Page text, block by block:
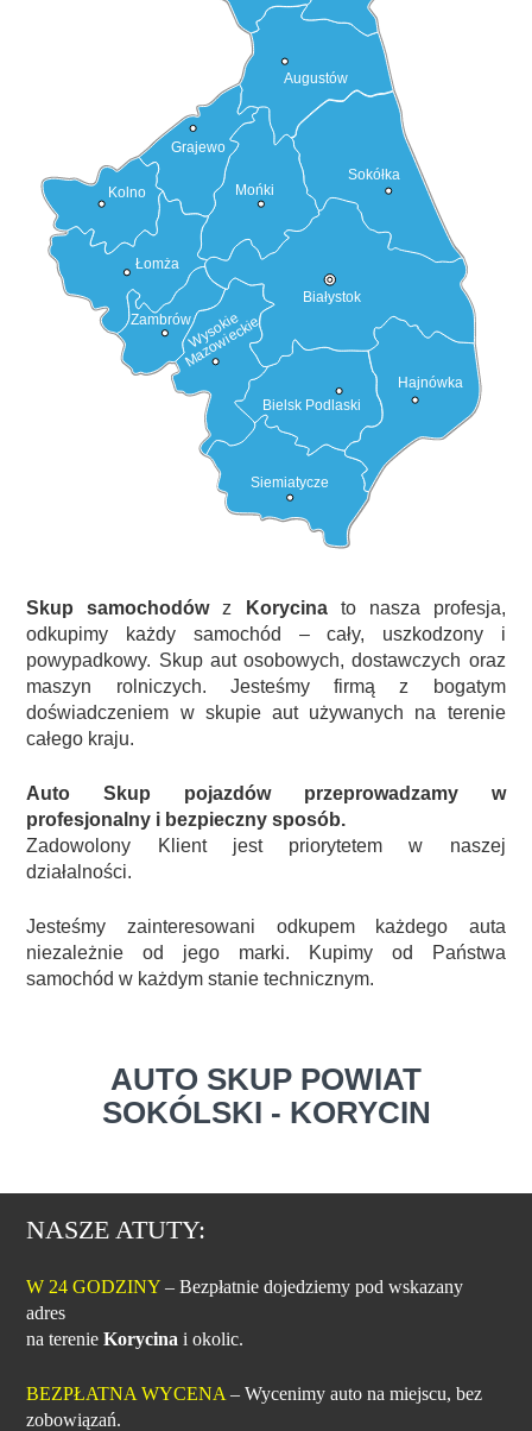
Siemiatycze
Bielsk Podlaski
Hajnówka
Sokółka
Mońki
Grajewo
Kolno
Łomża
ZambrówWysokie
Mazowieckie
Augustów
Białystok
Skup samochodówz Korycina to nasza profesja,
odkupimy każdy samochód – cały, uszkodzony i
powypadkowy. Skup aut osobowych, dostawczych oraz
maszyn rolniczych. Jesteśmy firmą z bogatym
doświadczeniem w skupie aut używanych na terenie
całego kraju.
Auto Skup pojazdów przeprowadzamy w
profesjonalny i bezpieczny sposób.
Zadowolony Klient jest priorytetem w naszej
działalności.
Jesteśmy zainteresowani odkupem każdego auta
niezależnie od jego marki. Kupimy od Państwa
samochód w każdym stanie technicznym.
AUTO SKUP POWIAT
SOKÓLSKI - KORYCIN
NASZE ATUTY:
W 24 GODZINY – Bezpłatnie dojedziemy pod wskazany
adres
na terenie Korycinai okolic.
BEZPŁATNA WYCENA – Wycenimy auto na miejscu, bez
zobowiązań.